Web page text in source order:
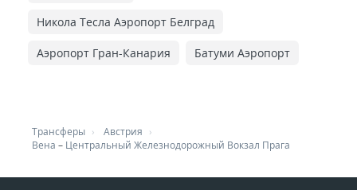
Никола Тесла Аэропорт Белград
Аэропорт Гран-Канария Батуми Аэропорт
Трансферы
Австрия
Вена – Центральный Железнодорожный Вокзал Прага